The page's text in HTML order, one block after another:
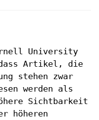
University
dass Artikel, die
stehen zwar
werden als
Sichtbarkeit
höheren